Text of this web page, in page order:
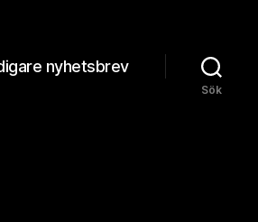
nyhetsbrev
Sök